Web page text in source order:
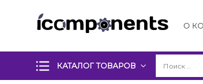
О
КАТАЛОГ ТОВАРОВ